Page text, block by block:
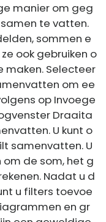
manier om geg
te vatten.
sommen e
ook gebruiken o
Selecteer
om ee
op Invoege
Draaita
U kunt o
samenvatten. U
om de som, het g
Nadat u d
u filters toevoe
en gr